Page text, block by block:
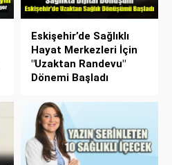
Eskişehir’de Sağlıklı
Hayat Merkezleri İçin
"Uzaktan Randevu"
Dönemi Başladı